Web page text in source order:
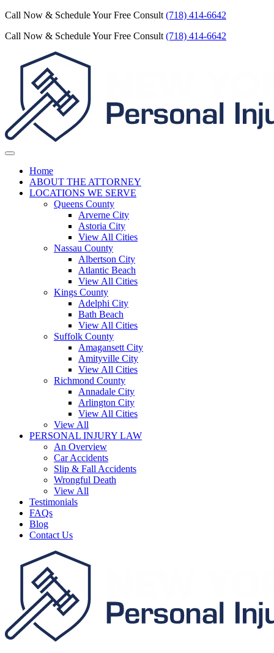
Call Now & Schedule Your Free Consult (718) 414-6642
Call Now & Schedule Your Free Consult (718) 414-6642
Home
ABOUT THE ATTORNEY
LOCATIONS WE SERVE
Queens County
Arverne City
Astoria City
View All Cities
Nassau County
Albertson City
Atlantic Beach
View All Cities
Kings County
Adelphi City
Bath Beach
View All Cities
Suffolk County
Amagansett City
Amityville City
View All Cities
Richmond County
Annadale City
Arlington City
View All Cities
View All
PERSONAL INJURY LAW
An Overview
Car Accidents
Slip & Fall Accidents
Wrongful Death
View All
Testimonials
FAQs
Blog
Contact Us